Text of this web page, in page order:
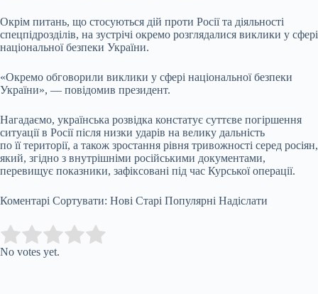
Окрім питань, що стосуються дій проти Росії та діяльності
спецпідрозділів, на зустрічі окремо розглядалися виклики у сфері
національної безпеки України.
«Окремо обговорили виклики у сфері національної безпеки
України», — повідомив президент.
Нагадаємо, українська розвідка констатує суттєве погіршення
ситуації в Росії після низки ударів на велику дальність
по її території, а також зростання рівня тривожності серед росіян,
який, згідно з внутрішніми російськими документами,
перевищує показники, зафіксовані під час Курської операції.
Коментарі Сортувати: Нові Старі Популярні Надіслати
Rate this item:
No votes yet.